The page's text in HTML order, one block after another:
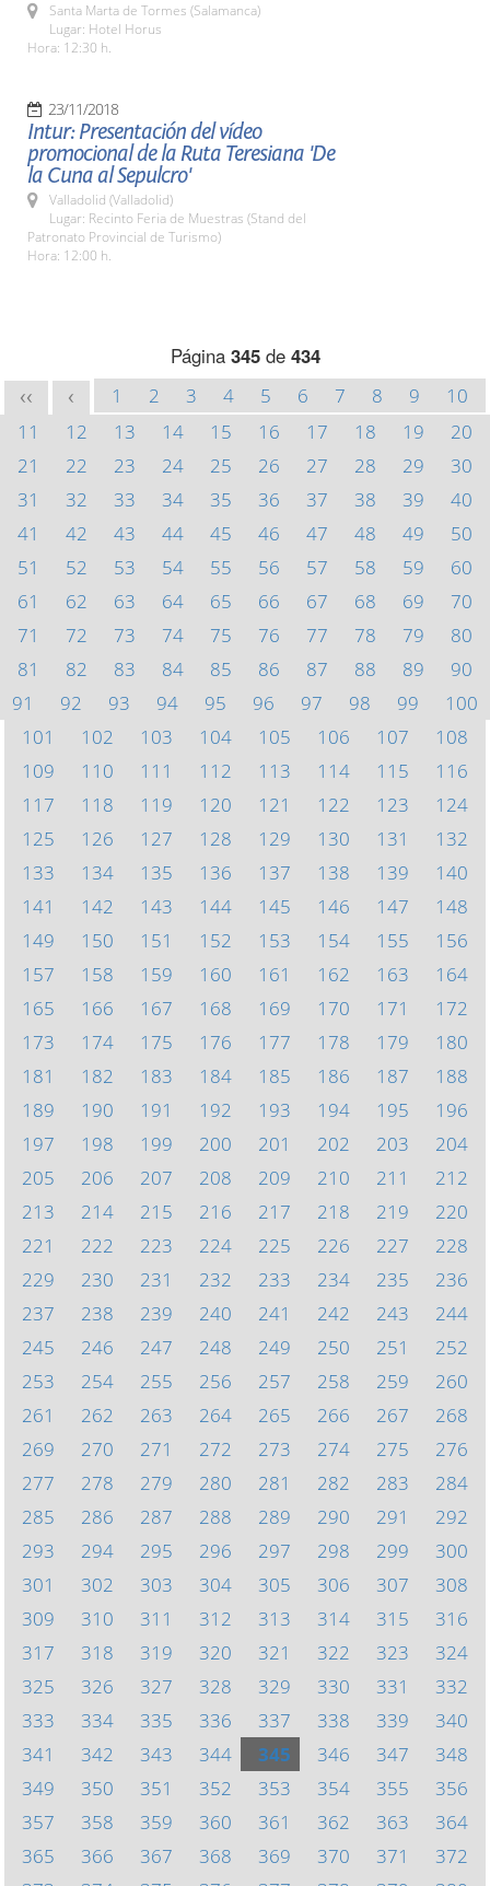
Santa Marta de Tormes (Salamanca)
Lugar: Hotel Horus
Hora: 12:30 h.
23/11/2018
Intur: Presentación del vídeo
promocional de la Ruta Teresiana 'De
la Cuna al Sepulcro'
Valladolid (Valladolid)
Lugar: Recinto Feria de Muestras (Stand del
Patronato Provincial de Turismo)
Hora: 12:00 h.
Página 345de 434
<< < 1 2 3 4 5 6 7 8 9
10
11
12 13 14 15 16 17 18 19
20
21
22 23 24 25 26 27 28 29
30
31
32 33 34 35 36 37 38 39
40
41
42 43 44 45 46 47 48 49
50
51
52 53 54 55 56 57 58 59
60
61
62 63 64 65 66 67 68 69
70
71
72 73 74 75 76 77 78 79
80
81
82 83 84 85 86 87 88 89
90
91
92 93 94 95 96 97 98 99
100
101
102 103 104 105 106 107
108
109
110 111 112 113 114 115
116
117
118 119 120 121 122 123
124
125
126 127 128 129 130 131
132
133
134 135 136 137 138 139
140
141
142 143 144 145 146 147
148
149
150 151 152 153 154 155
156
157
158 159 160 161 162 163
164
165
166 167 168 169 170 171
172
173
174 175 176 177 178 179
180
181
182 183 184 185 186 187
188
189
190 191 192 193 194 195
196
197
198 199 200 201 202 203
204
205
206 207 208 209 210 211
212
213
214 215 216 217 218 219
220
221
222 223 224 225 226 227
228
229
230 231 232 233 234 235
236
237
238 239 240 241 242 243
244
245
246 247 248 249 250 251
252
253
254 255 256 257 258 259
260
261
262 263 264 265 266 267
268
269
270 271 272 273 274 275
276
277
278 279 280 281 282 283
284
285
286 287 288 289 290 291
292
293
294 295 296 297 298 299
300
301
302 303 304 305 306 307
308
309
310 311 312 313 314 315
316
317
318 319 320 321 322 323
324
325
326 327 328 329 330 331
332
333
334 335 336 337 338 339
340
341
342 343 344 345 346 347
348
349
350 351 352 353 354 355
356
357
358 359 360 361 362 363
364
365
366 367 368 369 370 371
372